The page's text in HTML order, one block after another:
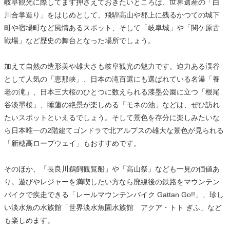
岐阜観光に際してまず押さえておきたいところは、世界遺産の「白
川合掌造り」をはじめとして、飛騨高山や郡上に残るかつての城下
町や宿場町など風情あるスポット、そして「岐阜城」や「関ケ原古
戦場」など歴史の舞台となった場所でしょう。
加えて自然の造形美や雄大さも岐阜観光の魅力です。迫力ある渓谷
として人気の「恵那峡」、日本の滝百選にも選ばれている名瀑「養
老の滝」、日本三大桜のひとつに数えられる漆墨公園に立つ「根尾
谷淡墨桜」、睡蓮の絶景が楽しめる「モネの池」などは、ぜひ訪れ
たいスポットといえるでしょう。そして景色を存分に楽しみたいな
ら日本唯一の2階建てゴンドラで北アルプスの雄大な景色が見られる
「新穂高ロープウェイ」もおすすめです。
そのほか、「長良川鵜飼観覧船」や「高山祭」なども一見の価値あ
り。遊びやレジャーを満喫したい方なら廃線後の鉄路をマウンテン
バイクで疾走できる「レールマウンテンバイク Gattan Go!!」、珍し
い淡水魚の水族館「世界淡水魚園水族館 アクア・トト ぎふ」など
も楽しめます。